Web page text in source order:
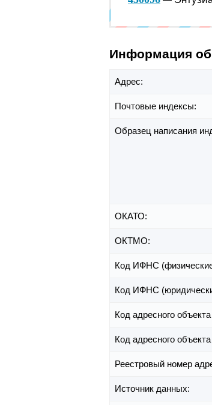
Информация об
Адрес:
Почтовые индексы:
Образец написания
ОКАТО:
ОКТМО:
Код ИФНС
Код ИФНС
Код адресного
Код адресного
Реестровый номер
Источник данных: